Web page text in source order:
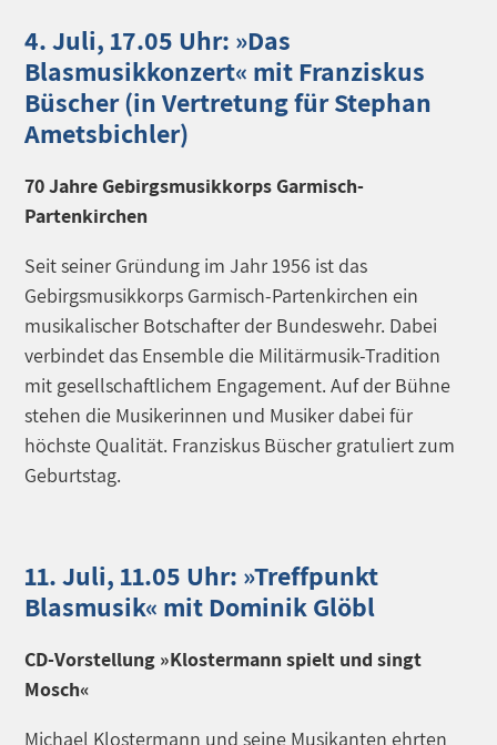
4. Juli, 17.05 Uhr: »Das
Blasmusikkonzert« mit Franziskus
Büscher (in Vertretung für Stephan
Ametsbichler)
70 Jahre Gebirgsmusikkorps Garmisch-
Partenkirchen
Seit seiner Gründung im Jahr 1956 ist das
Gebirgsmusikkorps Garmisch-Partenkirchen ein
musikalischer Botschafter der Bundeswehr. Dabei
verbindet das ­Ensemble die Militärmusik-Tradition
mit gesellschaftlichem Engagement. Auf der Bühne
stehen die Musikerinnen und Musiker dabei für
höchste Qualität. Franziskus Büscher gratuliert zum
Geburtstag.
11. Juli, 11.05 Uhr: »Treffpunkt
Blasmusik« mit Dominik Glöbl
CD-Vorstellung »Klostermann spielt und singt
Mosch«
Michael Klostermann und seine Musikanten ehrten